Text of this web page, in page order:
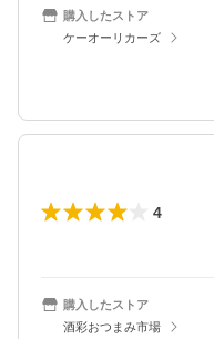
購入したストア
ケーオーリカーズ
4
購入したストア
酒彩おつまみ市場